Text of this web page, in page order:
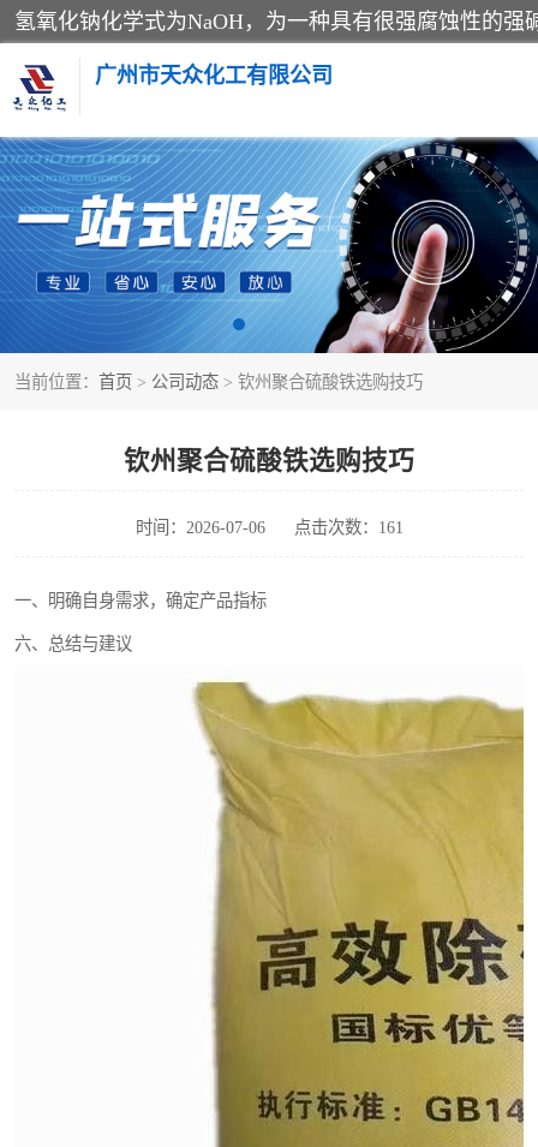
广州市天众化工有限公司
当前位置： 首页 > 公司动态 > 钦州聚合硫酸铁选购技巧
钦州聚合硫酸铁选购技巧
时间：2026-07-06 点击次数：161
一、明确自身需求，确定产品指标
六、总结与建议
亚硝酸钠
纯碱
草酸
聚合氯化铝
焦亚硫酸钠